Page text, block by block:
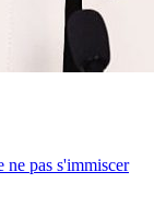
pas s'immiscer